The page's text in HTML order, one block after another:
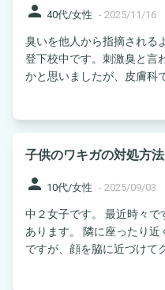
person 40代/女性 - 2025/11/16
臭いを他人から指摘される
登下校中です。刺激臭と言
かと思いましたが、皮膚科
子供のワキガの対処方法
person 10代/女性 - 2025/09/03
中２女子です。 最近時々
あります。 隣に座ったり
ですが、顔を脇に近づけてク